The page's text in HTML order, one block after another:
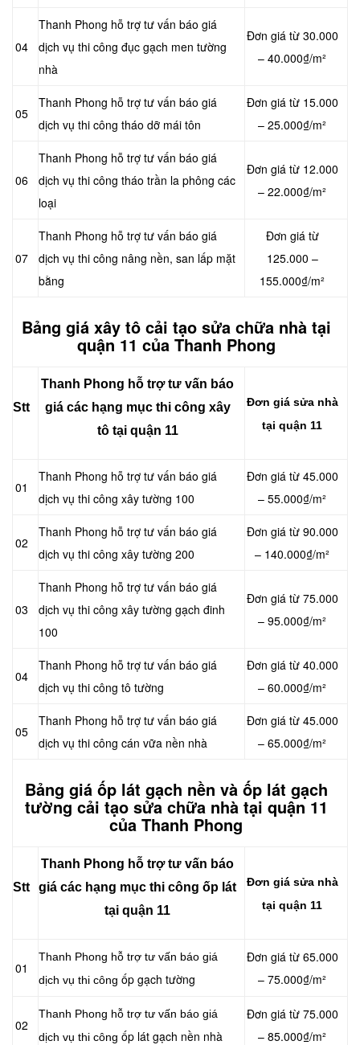
04
Thanh Phong hỗ trợ tư vấn báo giá
dịch vụ thi công đục gạch men tường
nhà
Đơn giá từ 30.000
– 40.000₫/m²
05
Thanh Phong hỗ trợ tư vấn báo giá
dịch vụ thi công tháo dỡ mái tôn
Đơn giá từ 15.000
– 25.000₫/m²
06
Thanh Phong hỗ trợ tư vấn báo giá
dịch vụ thi công tháo trần la phông các
loại
Đơn giá từ 12.000
– 22.000₫/m²
07
Thanh Phong hỗ trợ tư vấn báo giá
dịch vụ thi công nâng nền, san lấp mặt
bằng
Đơn giá từ
125.000 –
155.000₫/m²
Bảng giá xây tô cải tạo sửa chữa nhà tại
quận 11 của Thanh Phong
Stt
Thanh Phong hỗ trợ tư vấn báo
giá các hạng mục thi công xây
tô tại quận 11
Đơn giá sửa nhà
tại quận 11
01
Thanh Phong hỗ trợ tư vấn báo giá
dịch vụ thi công xây tường 100
Đơn giá từ 45.000
– 55.000₫/m²
02
Thanh Phong hỗ trợ tư vấn báo giá
dịch vụ thi công xây tường 200
Đơn giá từ 90.000
– 140.000₫/m²
03
Thanh Phong hỗ trợ tư vấn báo giá
dịch vụ thi công xây tường gạch đinh
100
Đơn giá từ 75.000
– 95.000₫/m²
04
Thanh Phong hỗ trợ tư vấn báo giá
dịch vụ thi công tô tường
Đơn giá từ 40.000
– 60.000₫/m²
05
Thanh Phong hỗ trợ tư vấn báo giá
dịch vụ thi công cán vữa nền nhà
Đơn giá từ 45.000
– 65.000₫/m²
Bảng giá ốp lát gạch nền và ốp lát gạch
tường cải tạo sửa chữa nhà tại quận 11
của Thanh Phong
Stt
Thanh Phong hỗ trợ tư vấn báo
giá các hạng mục thi công ốp lát
tại quận 11
Đơn giá sửa nhà
tại quận 11
01
Thanh Phong hỗ trợ tư vấn báo giá
dịch vụ thi công ốp gạch tường
Đơn giá từ 65.000
– 75.000₫/m²
02
Thanh Phong hỗ trợ tư vấn báo giá
dịch vụ thi công ốp lát gạch nền nhà
Đơn giá từ 75.000
– 85.000₫/m²